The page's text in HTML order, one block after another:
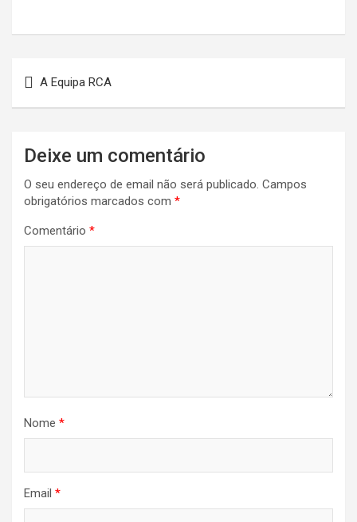
de
A Equipa RCA
Deixe um comentário
O seu endereço de email não será publicado. Campos
obrigatórios marcados com *
Comentário *
Nome *
Email *